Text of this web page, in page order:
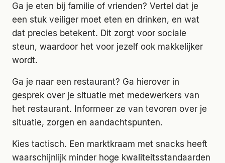
Ga je eten bij familie of vrienden? Vertel dat je
een stuk veiliger moet eten en drinken, en wat
dat precies betekent. Dit zorgt voor sociale
steun, waardoor het voor jezelf ook makkelijker
wordt.
Ga je naar een restaurant? Ga hierover in
gesprek over je situatie met medewerkers van
het restaurant. Informeer ze van tevoren over je
situatie, zorgen en aandachtspunten.
Kies tactisch. Een marktkraam met snacks heeft
waarschijnlijk minder hoge kwaliteitsstandaarden